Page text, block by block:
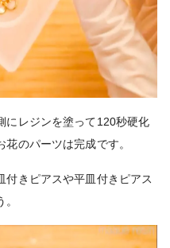
にレジンを塗って120秒硬化
のパーツは完成です。
付きピアスや平皿付きピアス